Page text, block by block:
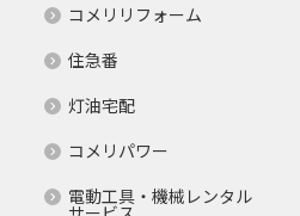
コメリリフォーム
住急番
灯油宅配
コメリパワー
電動工具・機械レンタル